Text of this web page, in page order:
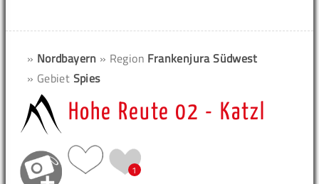
» Nordbayern » Region Frankenjura Südwest
» Gebiet Spies
Hohe Reute 02 - Katzl
1